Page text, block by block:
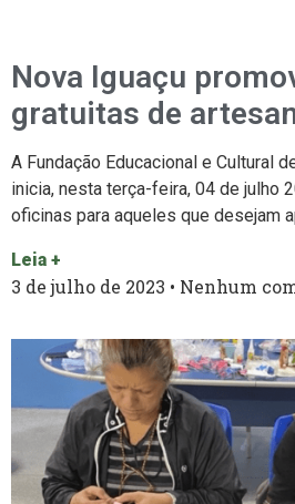
Nova Iguaçu
gratuitas de
A Fundação Educacional e Cultural
inicia, nesta terça-feira, 04 de julho
oficinas para aqueles que desejam
Leia +
3 de julho de 2023 Nenhum